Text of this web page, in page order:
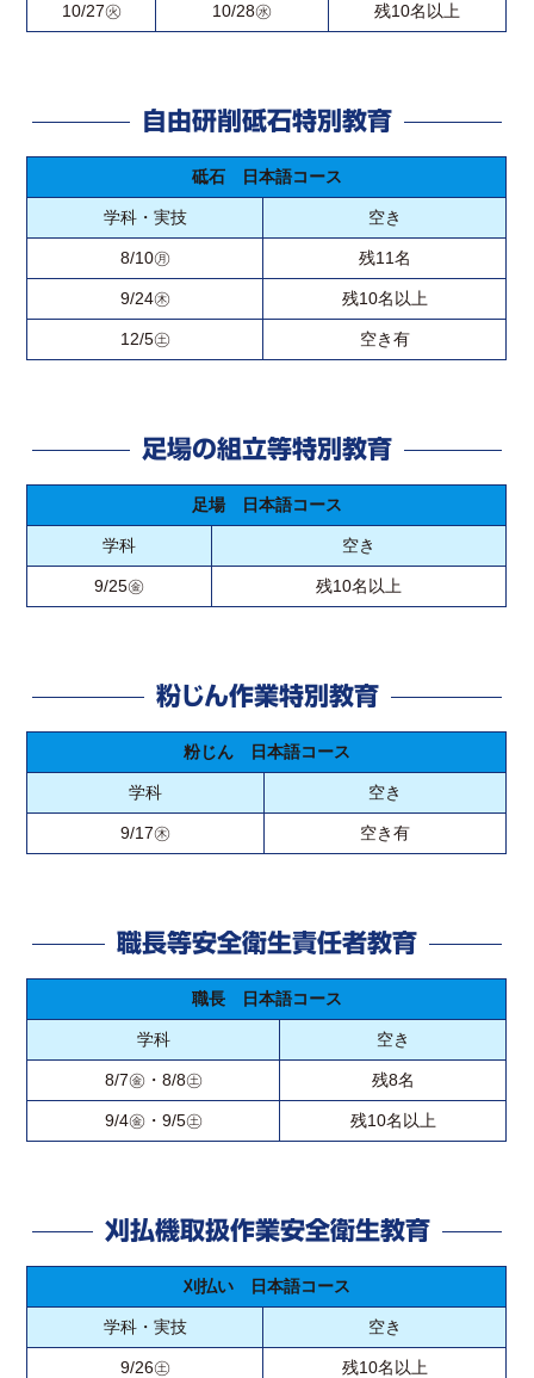
10/27㊋ 10/28㊌ 残10名以上
自由研削砥石特別教育
砥石 日本語コース
学科・実技 空き
8/10㊊ 残11名
9/24㊍ 残10名以上
12/5㊏ 空き有
足場の組立等特別教育
足場 日本語コース
学科 空き
9/25㊎ 残10名以上
粉じん作業特別教育
粉じん 日本語コース
学科 空き
9/17㊍ 空き有
職長等安全衛生責任者教育
職長 日本語コース
学科 空き
8/7㊎・8/8㊏ 残8名
9/4㊎・9/5㊏ 残10名以上
刈払機取扱作業安全衛生教育
刈払い 日本語コース
学科・実技 空き
9/26㊏ 残10名以上